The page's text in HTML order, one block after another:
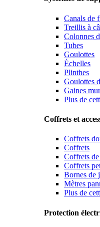
Canals de
Treillis à
Colonnes
Tubes
Goulottes
Échelles
Plinthes
Goulottes
Gaines
Plus de
Coffrets et
Coffrets
Coffrets
Coffrets
Coffrets
Bornes de
Mètres
Plus de
Protection